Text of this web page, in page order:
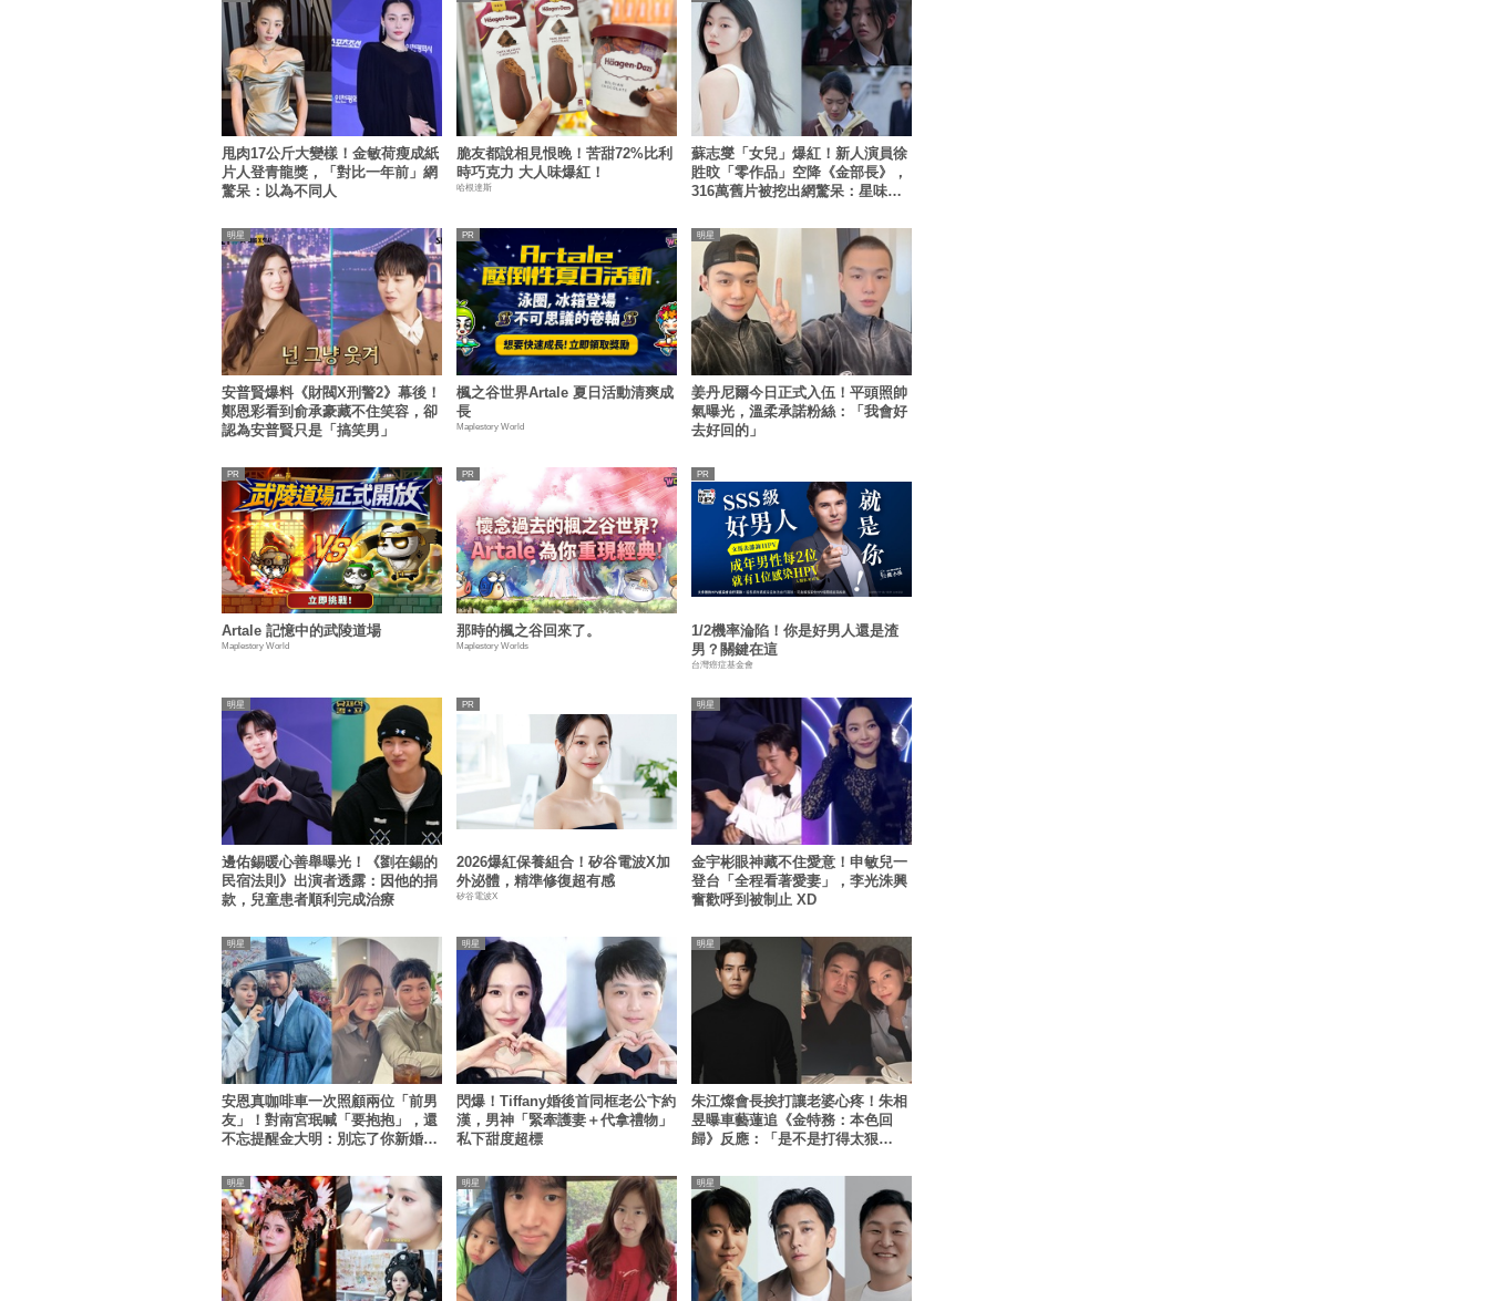
甩肉17公斤大變樣！金敏荷瘦成紙
片人登青龍獎，「對比一年前」網
驚呆：以為不同人
脆友都說相見恨晚！苦甜72%比利
時巧克力 大人味爆紅！
哈根達斯
蘇志燮「女兒」爆紅！新人演員徐
貹旼「零作品」空降《金部長》，
316萬舊片被挖出網驚呆：星味藏
安普賢爆料《財閥X刑警2》幕後！
鄭恩彩看到俞承豪藏不住笑容，卻
認為安普賢只是「搞笑男」
明星
楓之谷世界Artale 夏日活動清爽成
長
Maplestory World
姜丹尼爾今日正式入伍！平頭照帥
氣曝光，溫柔承諾粉絲：「我會好
去好回的」
明星
Artale 記憶中的武陵道場
Maplestory World
那時的楓之谷回來了。
Maplestory Worlds
1/2機率淪陷！你是好男人還是渣
男？關鍵在這
台灣癌症基金會
邊佑錫暖心善舉曝光！《劉在錫的
民宿法則》出演者透露：因他的捐
款，兒童患者順利完成治療
明星
2026爆紅保養組合！矽谷電波X加
外泌體，精準修復超有感
矽谷電波X
金宇彬眼神藏不住愛意！申敏兒一
登台「全程看著愛妻」，李光洙興
奮歡呼到被制止 XD
明星
安恩真咖啡車一次照顧兩位「前男
友」！對南宮珉喊「要抱抱」，還
不忘提醒金大明：別忘了你新婚
明星
閃爆！Tiffany婚後首同框老公卞約
漢，男神「緊牽護妻＋代拿禮物」
私下甜度超標
明星
朱江燦會長挨打讓老婆心疼！朱相
昱曝車藝蓮追《金特務：本色回
歸》反應：「是不是打得太狠
明星
明星 明星 明星